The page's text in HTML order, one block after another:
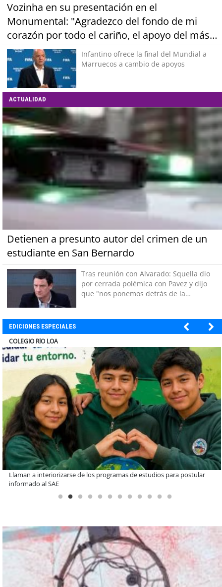
Vozinha en su presentación en el
Monumental: "Agradezco del fondo de mi
corazón por todo el cariño, el apoyo del más
grande de Chile"Infantino ofrece la final del Mundial a
Marruecos a cambio de apoyos
ACTUALIDAD
Detienen a presunto autor del crimen de un
estudiante en San Bernardo
Tras reunión con Alvarado: Squella dio
por cerrada polémica con Pavez y dijo
que "nos ponemos detrás de la
EDICIONES ESPECIALES
EL ABRA
De una cocina familiar a un equipo de 10 personas: el crecimiento de
Inkillay apoyado por Minera El Abra